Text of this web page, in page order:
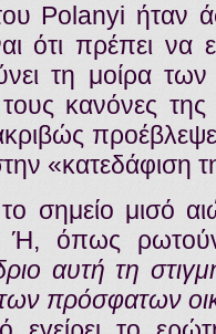
Polanyi ήταν
ότι πρέπει να
τη μοίρα
κανόνες της
«κατεδάφιση
σημείο μισό
Ή, όπως
αυτή τη
πρόσφατων